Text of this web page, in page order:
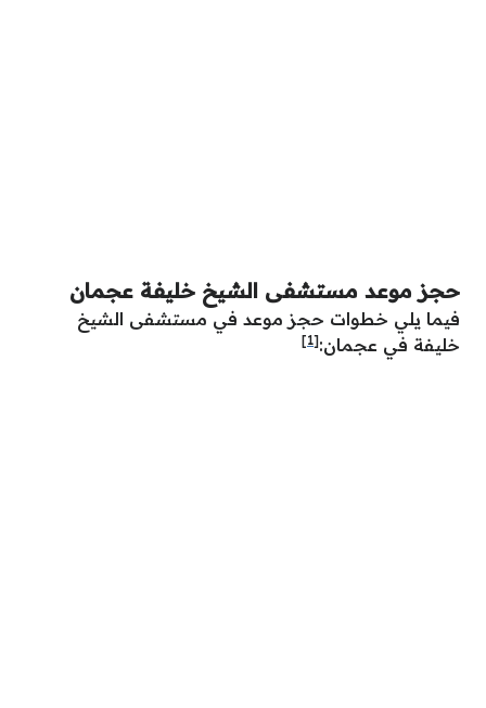
حجز موعد مستشفى الشيخ خليفة عجمان
فيما يلي خطوات حجز موعد في مستشفى الشيخ
خليفة في عجمان:[1]